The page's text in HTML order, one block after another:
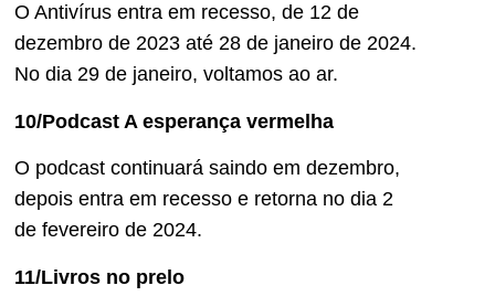
O Antivírus entra em recesso, de 12 de
dezembro de 2023 até 28 de janeiro de 2024.
No dia 29 de janeiro, voltamos ao ar.
10/Podcast A esperança vermelha
O podcast continuará saindo em dezembro,
depois entra em recesso e retorna no dia 2
de fevereiro de 2024.
11/Livros no prelo